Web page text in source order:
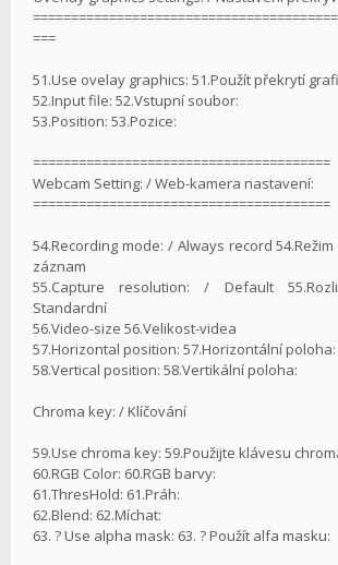
===
51.Use ovelay graphics: 51.Použít překrytí
52.Input file: 52.Vstupní soubor:
53.Position: 53.Pozice:
=======================================
Webcam Setting: / Web-kamera nastavení:
=======================================
54.Recording mode: / Always record
záznam
55.Capture resolution: / Default
Standardní
56.Video-size 56.Velikost-videa
57.Horizontal position: 57.Horizontální poloha:
58.Vertical position: 58.Vertikální poloha:
Chroma key: / Klíčování
59.Use chroma key: 59.Použijte klávesu
60.RGB Color: 60.RGB barvy:
61.ThresHold: 61.Práh:
62.Blend: 62.Míchat:
63. ? Use alpha mask: 63. ? Použít alfa masku: